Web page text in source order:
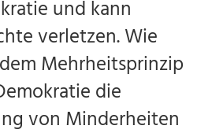
und kann
verletzen. Wie
Mehrheitsprinzip
die
von Minderheiten